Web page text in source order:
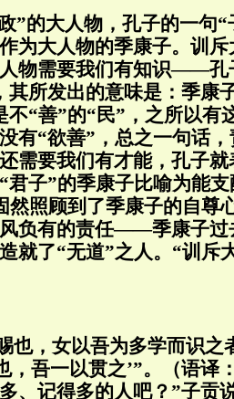
”的大人物，孔子的一句
为大人物的季康子。训
物需要我们有知识——孔
其所发出的意味是：季康
不“善”的“民”，之所以有
有“欲善”，总之一句话
需要我们有才能，孔子
子”的季康子比喻为能支
然照顾到了季康子的自尊
负有的责任——季康子过
就了“无道”之人。“训斥
也，女以吾为多学而识之
，吾一以贯之’”。（语译
、记得多的人吧？”子贡